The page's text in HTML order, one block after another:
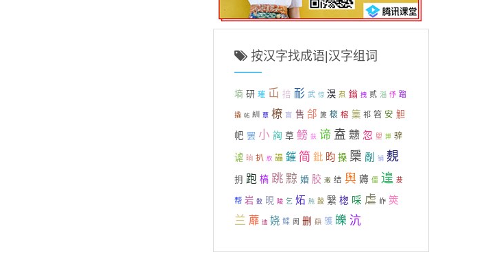
按汉字找成语|汉字组词
墒 研 璀 屲 掊 耏 武 惊 淏 焄 鎓 拽 贰 淄 伃 蹓
撬 帖 紃 蕈 橑 盲 售 郃 篪 櫰 榕 篥 祁 笤 安 觛
帊 罢 小 詾 草 鳑 鈇 谛 盍 戆 忽 塱 亸 骍
谑 晌 扒 肷 讄 鏙 简 鈚 昀 搡 檃 劀 铺 麲
抈 跑 槁 跳 黥 婚 胶 濲 结 舆 薅 僵 遑 茇
帮 岩 敚 晛 陵 乞 炻 肫 踆 繄 楤 啋 虐 岞 筴
兰 蘼 迆 娆 鲽 阂 删 蕻 鹱 皪 沆